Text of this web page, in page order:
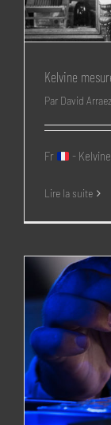
Kelvine
Par David Arraez
Fr -
Lire la suite